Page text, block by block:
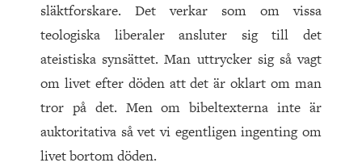
släktforskare. Det verkar som om vissa
teologiska liberaler ansluter sig till det
ateistiska synsättet. Man uttrycker sig så vagt
om livet efter döden att det är oklart om man
tror på det. Men om bibeltexterna inte är
auktoritativa så vet vi egentligen ingenting om
livet bortom döden.